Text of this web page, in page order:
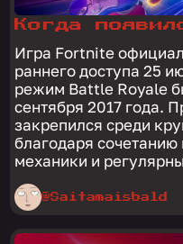
Когда
Игра Fortnite
раннего доступа 25
режим Battle Royale
сентября 2017 года.
закрепился среди
благодаря
механики и
@Saitamaisbald